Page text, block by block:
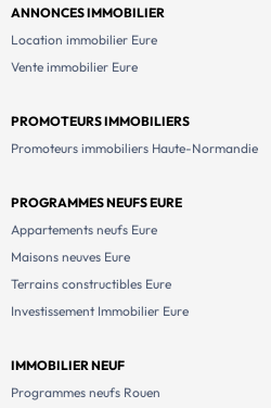
ANNONCES IMMOBILIER
Location immobilier Eure
Vente immobilier Eure
PROMOTEURS IMMOBILIERS
Promoteurs immobiliers Haute-Normandie
PROGRAMMES NEUFS EURE
Appartements neufs Eure
Maisons neuves Eure
Terrains constructibles Eure
Investissement Immobilier Eure
IMMOBILIER NEUF
Programmes neufs Rouen